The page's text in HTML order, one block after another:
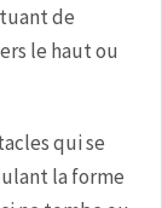
de
le haut ou
qui se
la forme